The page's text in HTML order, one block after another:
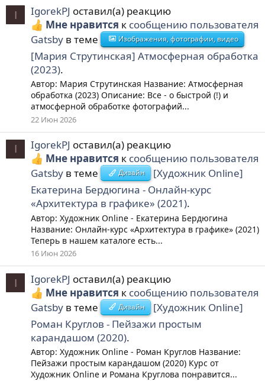
I IgorekPJ оставил(а) реакцию
Мне нравится к сообщению пользователя
Gatsby в теме Изображения, фотографии, видео
[Мария Струтинская] Атмосферная обработка
(2023).
Автор: Мария Струтинская Название: Атмосферная
обработка (2023) Описание: Все - о быстрой (!) и
атмосферной обработке фотографий...
22 Июн 2026
I IgorekPJ оставил(а) реакцию
Мне нравится к сообщению пользователя
Gatsby в теме Дизайн
[Художник Online]
Екатерина Бердюгина - Онлайн-курс
«Архитектура в графике» (2021).
Автор: Художник Online - Екатерина Бердюгина
Название: Онлайн-курс «Архитектура в графике» (2021)
Теперь в нашем каталоге есть...
16 Июн 2026
I IgorekPJ оставил(а) реакцию
Мне нравится к сообщению пользователя
Gatsby в теме Дизайн
[Художник Online]
Роман Круглов - Пейзажи простым
карандашом (2020).
Автор: Художник Online - Роман Круглов Название:
Пейзажи простым карандашом (2020) Курс от
Художник Online и Романа Круглова понравится...